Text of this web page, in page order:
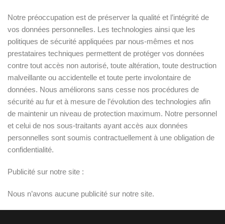
Notre préoccupation est de préserver la qualité et l’intégrité de
vos données personnelles. Les technologies ainsi que les
politiques de sécurité appliquées par nous-mêmes et nos
prestataires techniques permettent de protéger vos données
contre tout accès non autorisé, toute altération, toute destruction
malveillante ou accidentelle et toute perte involontaire de
données. Nous améliorons sans cesse nos procédures de
sécurité au fur et à mesure de l’évolution des technologies afin
de maintenir un niveau de protection maximum. Notre personnel
et celui de nos sous-traitants ayant accès aux données
personnelles sont soumis contractuellement à une obligation de
confidentialité.
Publicité sur notre site :
Nous n’avons aucune publicité sur notre site.